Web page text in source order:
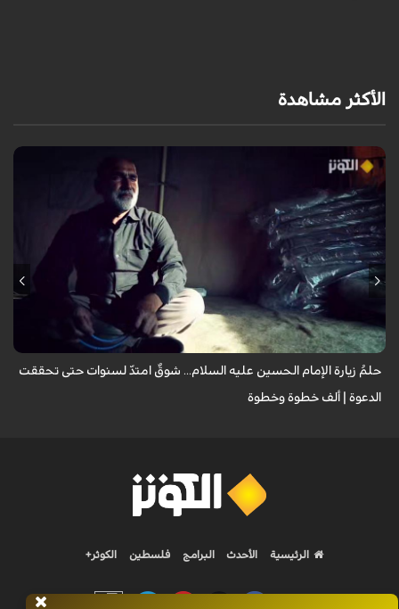
الأكثر مشاهدة
يروي عددٌ من الزائرين مشاعر الشوق التي لازمتهم لسنوات وهم يتمنون زيارة
الإمام الحسين عليه السلام، مؤكدين أن العقبات المادية والظروف الشخصية لم
حلمُ زيارة الإمام الحسين عليه السلام... شوقٌ امتدّ لسنوات حتى تحققت
الدعوة | ألف خطوة وخطوة
الرئيسية الأحدث البرامج فلسطين الكوثر+